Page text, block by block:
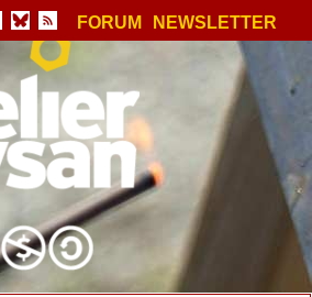
FORUM NEWSLETTER